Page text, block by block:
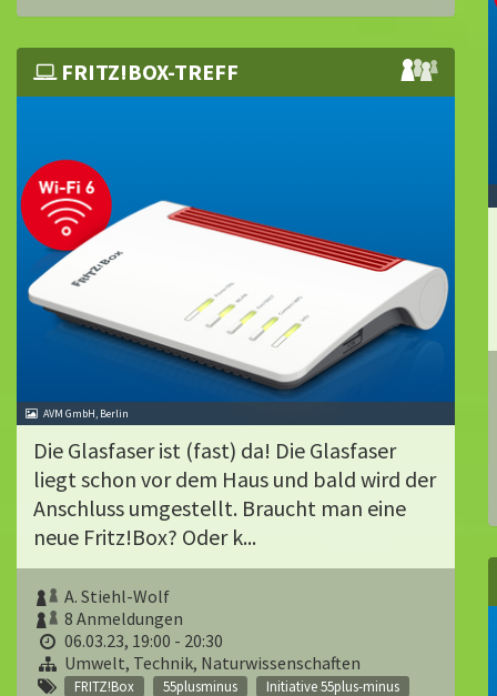
FRITZ!BOX-TREFF
AVM GmbH, Berlin
Die Glasfaser ist (fast) da! Die Glasfaser
liegt schon vor dem Haus und bald wird der
Anschluss umgestellt. Braucht man eine
neue Fritz!Box? Oder k...
A. Stiehl-Wolf
8 Anmeldungen
06.03.23, 19:00 - 20:30
Umwelt, Technik, Naturwissenschaften
FRITZ!Box 55plusminus
Initiative 55plus-minus